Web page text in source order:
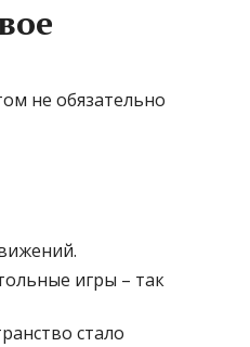
не обязательно
игры – так
стало